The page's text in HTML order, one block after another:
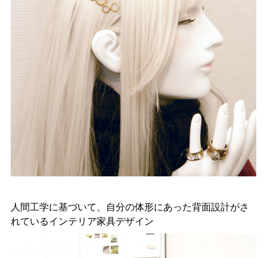
人間工学に基づいて、自分の体形にあった背面設計がさ
れているインテリア家具デザイン